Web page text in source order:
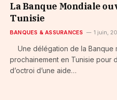
La Banque Mondiale
Tunisie
BANQUES & ASSURANCES 1 juin,
Une délégation de la Banque
prochainement en Tunisie pour
d’octroi d’une aide…